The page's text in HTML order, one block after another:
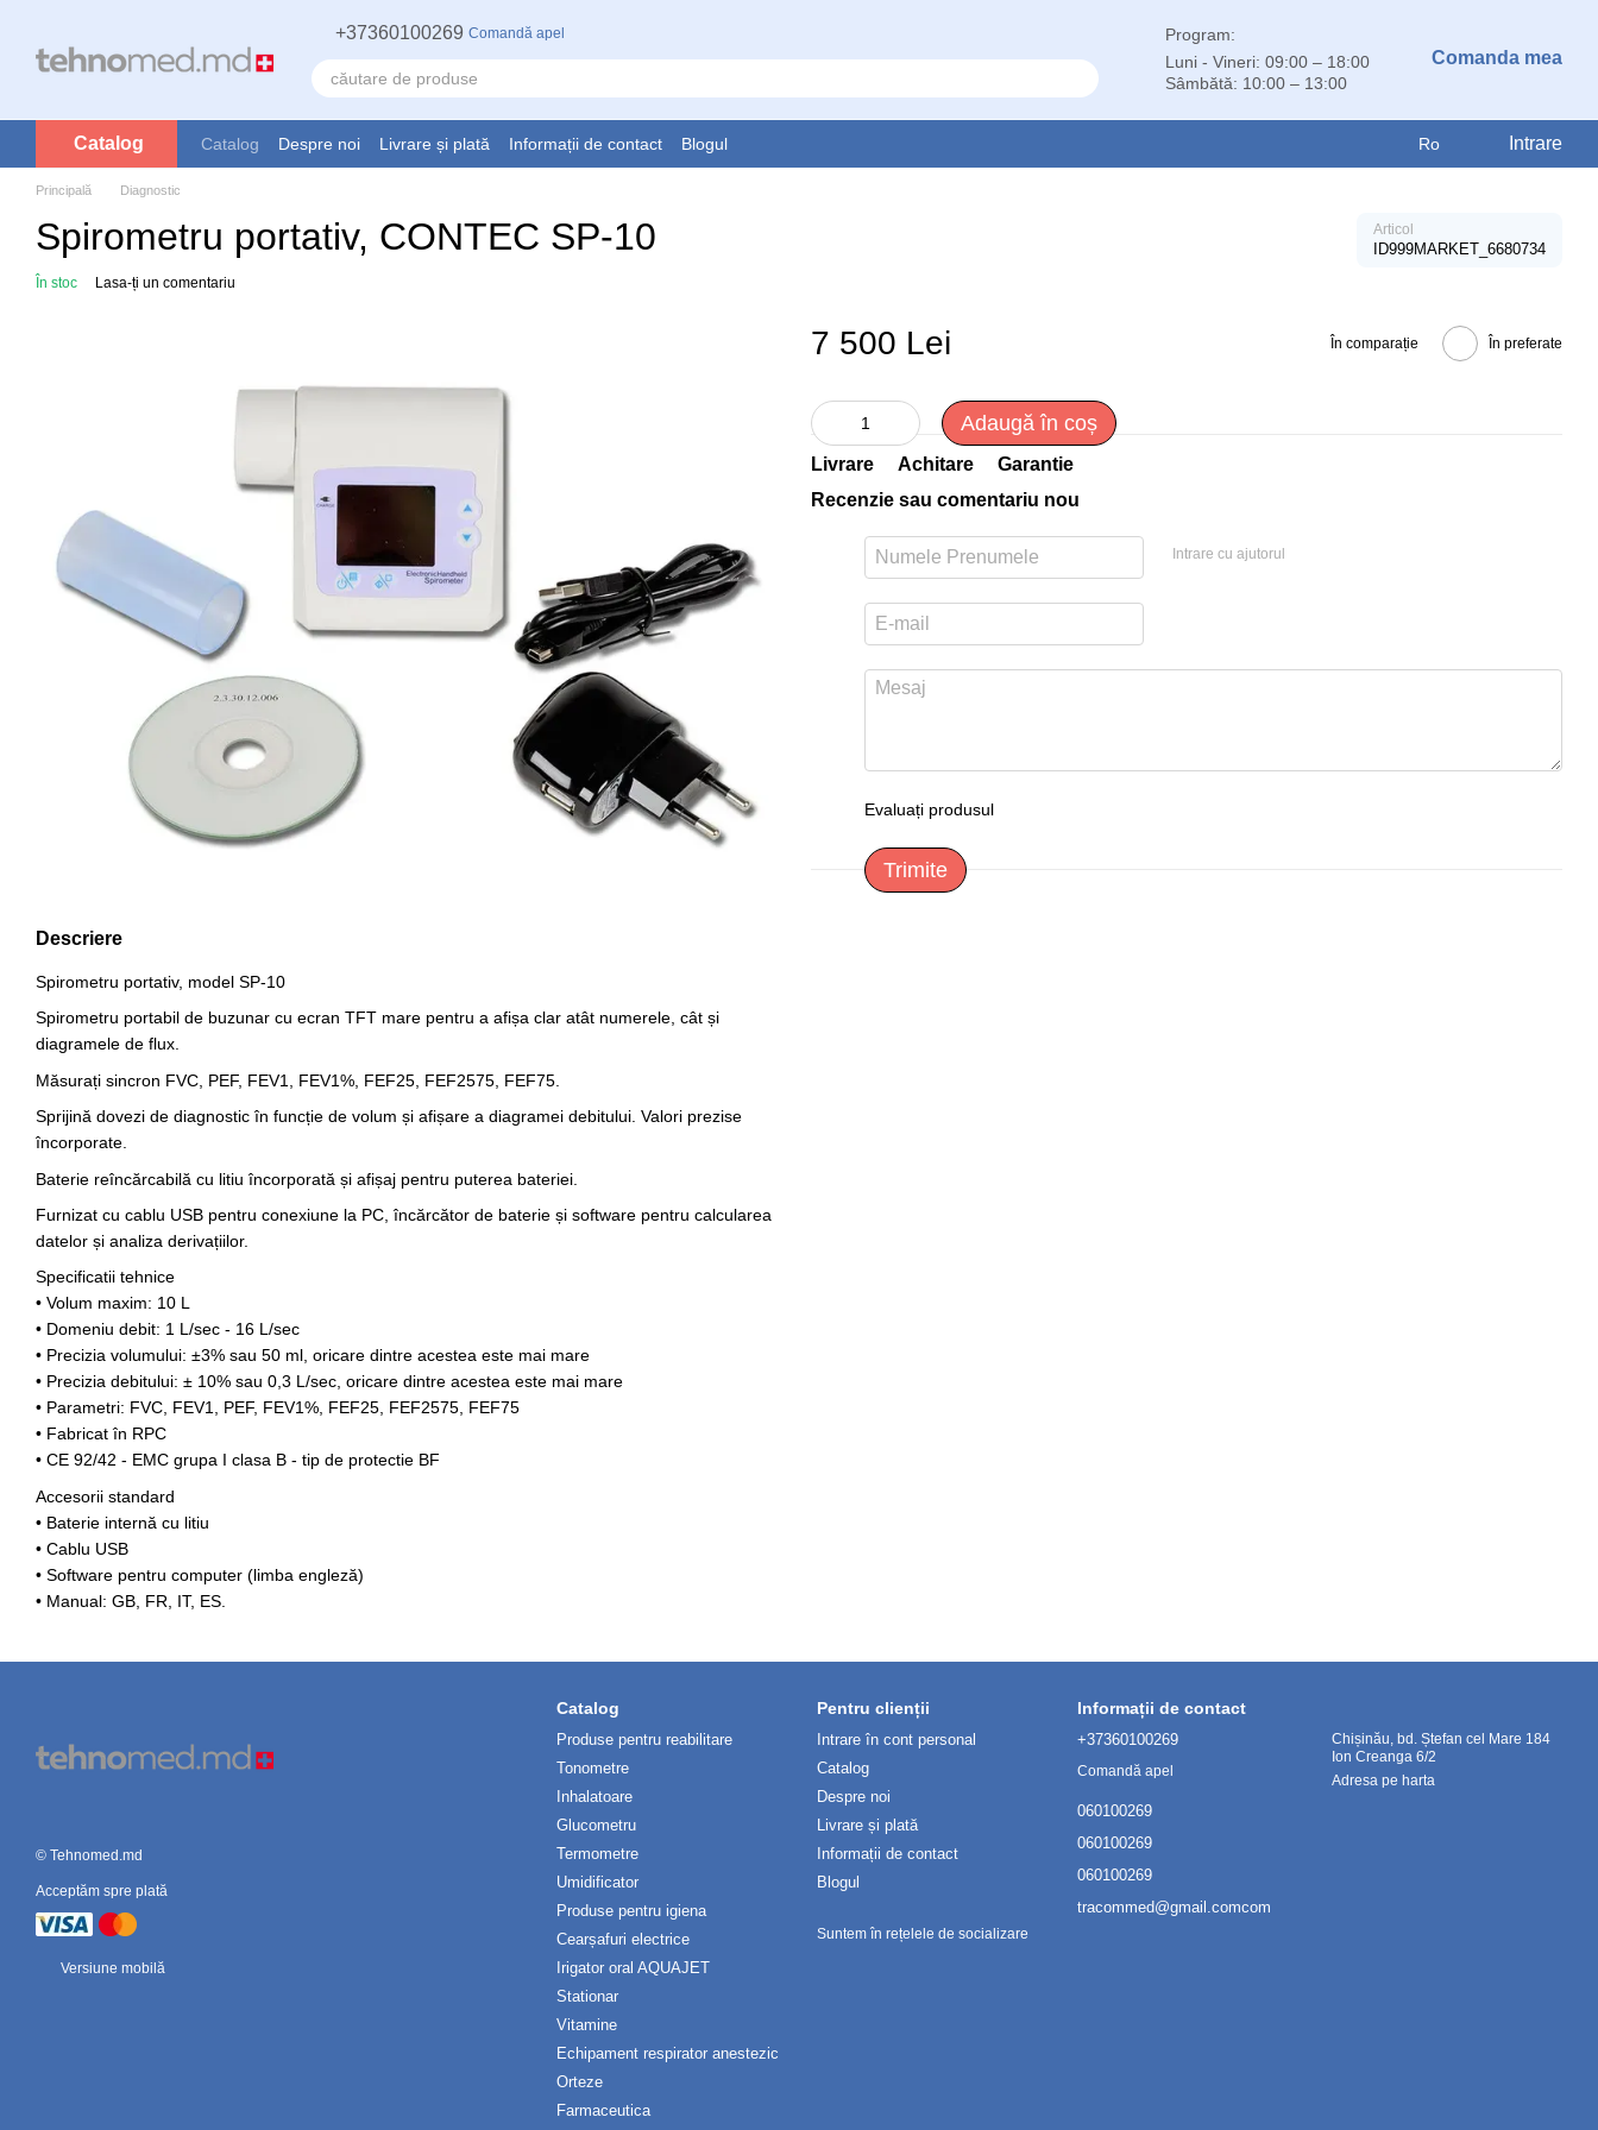
+37360100269 Comandă apel
Program:
Luni - Vineri: 09:00 – 18:00
Sâmbătă: 10:00 – 13:00
Comanda mea
Catalog Catalog Despre noi Livrare și plată Informații de contact Blogul Ro Intrare
Principală Diagnostic
Spirometru portativ, CONTEC SP-10 Articol
ID999MARKET_6680734
În stoc Lasa-ți un comentariu
Descriere
Spirometru portativ, model SP-10
Spirometru portabil de buzunar cu ecran TFT mare pentru a afișa clar atât numerele, cât și
diagramele de flux.
Măsurați sincron FVC, PEF, FEV1, FEV1%, FEF25, FEF2575, FEF75.
Sprijină dovezi de diagnostic în funcție de volum și afișare a diagramei debitului. Valori prezise
încorporate.
Baterie reîncărcabilă cu litiu încorporată și afișaj pentru puterea bateriei.
Furnizat cu cablu USB pentru conexiune la PC, încărcător de baterie și software pentru calcularea
datelor și analiza derivațiilor.
Specificatii tehnice
• Volum maxim: 10 L
• Domeniu debit: 1 L/sec - 16 L/sec
• Precizia volumului: ±3% sau 50 ml, oricare dintre acestea este mai mare
• Precizia debitului: ± 10% sau 0,3 L/sec, oricare dintre acestea este mai mare
• Parametri: FVC, FEV1, PEF, FEV1%, FEF25, FEF2575, FEF75
• Fabricat în RPC
• CE 92/42 - EMC grupa I clasa B - tip de protectie BF
Accesorii standard
• Baterie internă cu litiu
• Cablu USB
• Software pentru computer (limba engleză)
• Manual: GB, FR, IT, ES.
7 500 Lei În comparație În preferate
Adaugă în coș
Livrare Achitare
Garantie
Recenzie sau comentariu nou
Intrare cu ajutorul
Evaluați produsul
Trimite
© Tehnomed.md
Acceptăm spre plată
Versiune mobilă
Catalog
Produse pentru reabilitare
Tonometre
Inhalatoare
Glucometru
Termometre
Umidificator
Produse pentru igiena
Cearșafuri electrice
Irigator oral AQUAJET
Stationar
Vitamine
Echipament respirator anestezic
Orteze
Farmaceutica
Pentru clienții
Intrare în cont personal
Catalog
Despre noi
Livrare și plată
Informații de contact
Blogul
Suntem în rețelele de socializare
Informații de contact
+37360100269
Comandă apel
060100269
060100269
060100269
tracommed@gmail.comcom
Chișinău, bd. Ștefan cel Mare 184
Ion Creanga 6/2
Adresa pe harta